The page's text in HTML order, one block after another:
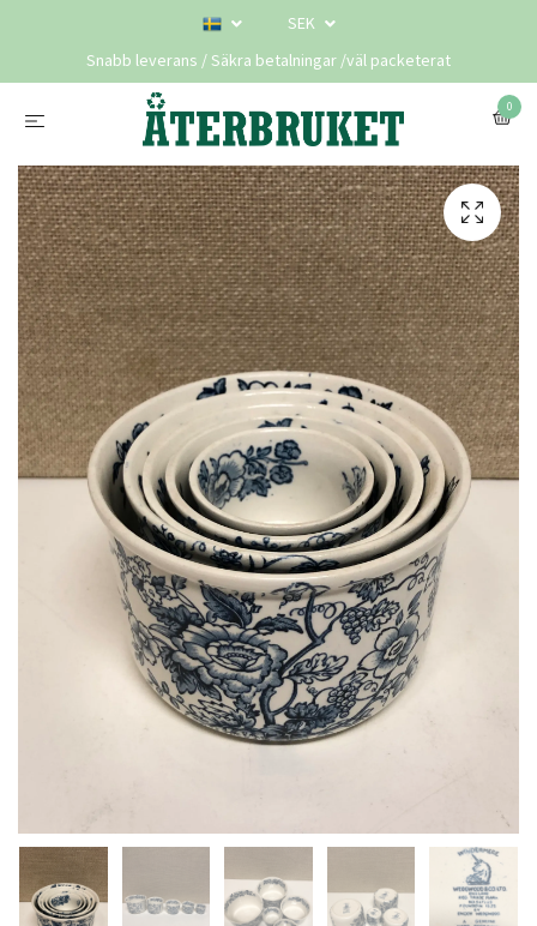
SEK
Snabb leverans / Säkra betalningar /väl packeterat
0